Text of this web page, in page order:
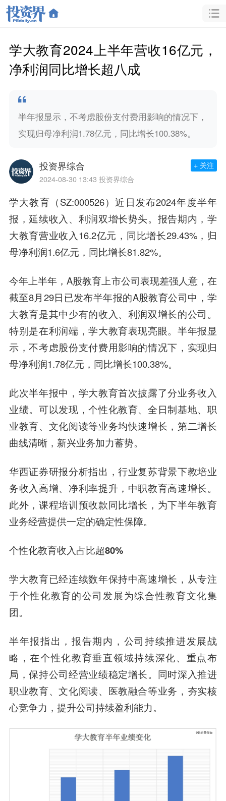
学大教育2024上半年营收16亿元，
净利润同比增长超八成
半年报显示，不考虑股份支付费用影响的情况下，
实现归母净利润1.78亿元，同比增长100.38%。
投资界综合
2024-08-30 13:43 投资界综合
+ 关注
学大教育（SZ:000526）近日发布2024年度半年
报，延续收入、利润双增长势头。 报告期内，学
大教育营业收入16.2亿元，同比增长29.43%，归
母净利润1.6亿元，同比增长81.82%。
今年上半年，A股教育上市公司表现差强人意，在
截至8月29日已发布半年报的A股教育公司中，学
大教育是其中少有的收入、利润双增长的公司。
特别是在利润端，学大教育表现亮眼。半年报显
示，不考虑股份支付费用影响的情况下，实现归
母净利润1.78亿元，同比增长100.38%。
此次半年报中，学大教育首次披露了分业务收入
业绩。可以发现，个性化教育、全日制基地、职
业教育、文化阅读等业务均快速增长，第二增长
曲线清晰，新兴业务加力蓄势。
华西证券研报分析指出，行业复苏背景下教培业
务收入高增、净利率提升，中职教育高速增长。
此外，课程培训预收款同比增长，为下半年教育
业务经营提供一定的确定性保障。
个性化教育收入占比超80%
学大教育已经连续数年保持中高速增长，从专注
于个性化教育的公司发展为综合性教育文化集
团。
半年报指出，报告期内，公司持续推进发展战
略，在个性化教育垂直领域持续深化、重点布
局，保持公司经营业绩稳定增长。同时深入推进
职业教育、文化阅读、医教融合等业务，夯实核
心竞争力，提升公司持续盈利能力。